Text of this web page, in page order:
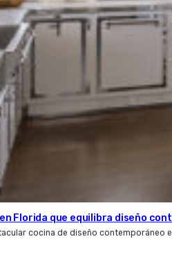
Florida que equilibra diseño
cocina de diseño contemporáneo